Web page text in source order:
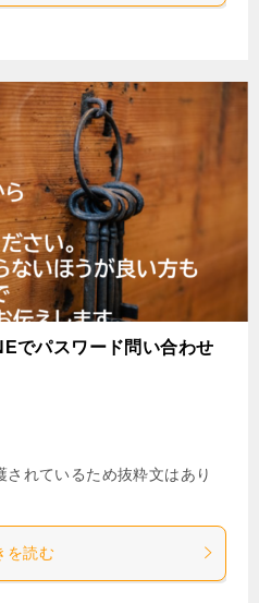
でパスワード問い合わせ
れているため抜粋文はあり
を読む